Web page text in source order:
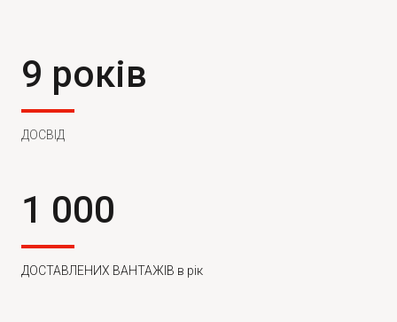
9 років
ДОСВІД
1 000
ДОСТАВЛЕНИХ ВАНТАЖІВ в рік